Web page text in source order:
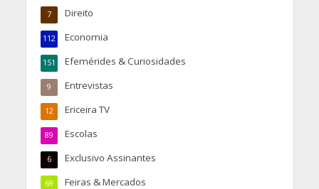
Direito
7
Economia
112
Efemérides & Curiosidades
151
Entrevistas
9
Ericeira TV
12
Escolas
89
Exclusivo Assinantes
6
Feiras & Mercados
69